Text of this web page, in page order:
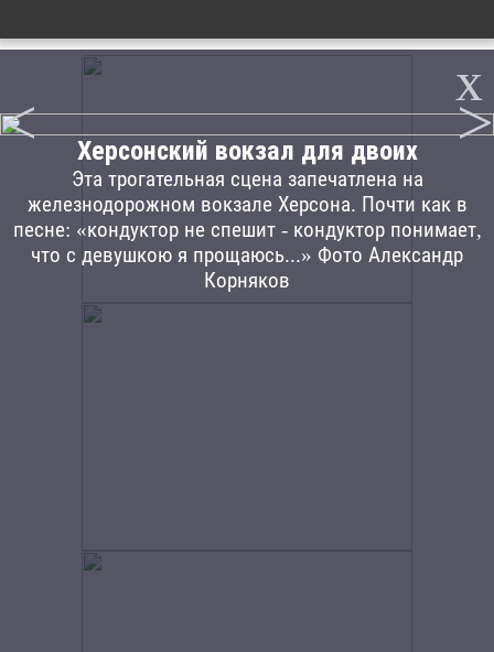
x
< >
Херсонский вокзал для двоих
Эта трогательная сцена запечатлена на
железнодорожном вокзале Херсона. Почти как в
песне: «кондуктор не спешит - кондуктор понимает,
что с девушкою я прощаюсь...» Фото Александр
Корняков